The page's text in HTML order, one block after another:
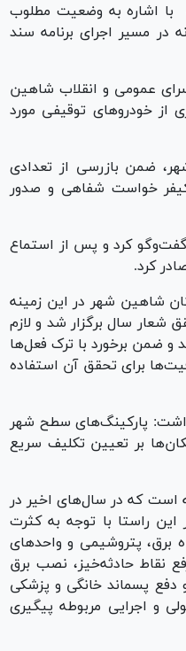
با اشاره به وضعیت مطلوب
مسیر اجرای برنامه سند
عمومی و انقلاب شاهین
نگهداری از خودرو‌های توقیفی مورد
ضمن بازرسی از تعدادی
خواست شفاهی و صدور
گفت‌وگو کرد و پس از استماع
کرد.
شاهین شهر در این زمینه
شعار سال برگزار شد و لازم
ضمن برخورد با ترک فعل‌ها
برای تحقق آن استفاده
داشت: پارکینگ‌های سطح شهر
بر تعیین تکلیف سریع
است که در سال‌های اخیر در
راستا با توجه به کثرت
برق، پتروشیمی و واحد‌های
نقاط حادثه‌خیز، نصب برق
دفع پسماند خانگی و پزشکی
و اجرایی مربوطه پیگیری